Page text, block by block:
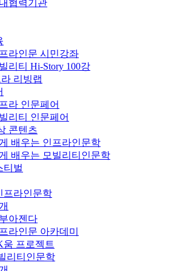
협력기관
라인문 시민강좌
리티 Hi-Story 100강
리빙랩
라 인문페어
리티 인문페어
콘텐츠
배우는 인프라인문학
배우는 모빌리티인문학
티벌
프라인문학
아젠다
라인문 아카데미
움 프로젝트
리티인문학